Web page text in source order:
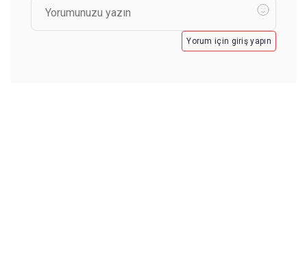
Yorum için giriş yapın